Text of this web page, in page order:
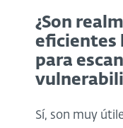
¿Son
eficientes
para
Sí, son muy